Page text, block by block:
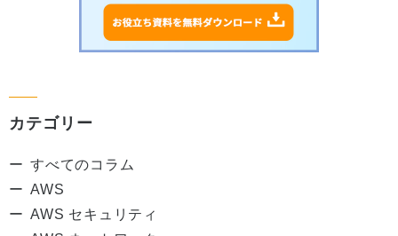
カテゴリー
すべてのコラム
AWS
AWS セキュリティ